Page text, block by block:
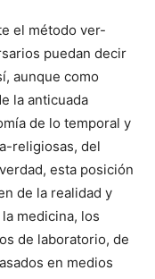
el método ver-
puedan decir
aunque como
la anticuada
de lo temporal y
religiosas, del
esta posición
de la realidad y
medicina, los
de laboratorio, de
en medios